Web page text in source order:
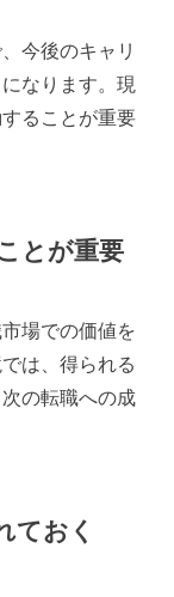
今後のキャリ
なります。現
ることが重要
とが重要
場での価値を
は、得られる
の転職への成
ておく